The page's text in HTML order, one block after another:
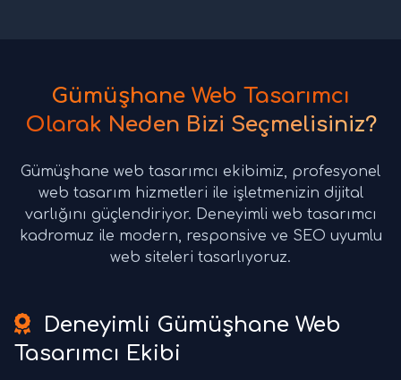
Gümüşhane Web Tasarımcı
Olarak Neden Bizi Seçmelisiniz?
Gümüşhane web tasarımcı ekibimiz, profesyonel
web tasarım hizmetleri ile işletmenizin dijital
varlığını güçlendiriyor. Deneyimli web tasarımcı
kadromuz ile modern, responsive ve SEO uyumlu
web siteleri tasarlıyoruz.
Deneyimli Gümüşhane Web
Tasarımcı Ekibi